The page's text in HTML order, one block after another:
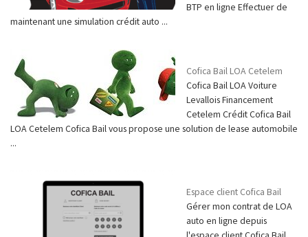
BTP en ligne Effectuer de
maintenant une simulation crédit auto ...
Cofica Bail LOA Cetelem
Cofica Bail LOA Voiture
Levallois Financement
Cetelem Crédit Cofica Bail
LOA Cetelem Cofica Bail vous propose une solution de lease automobile
...
Espace client Cofica Bail
Gérer mon contrat de LOA
auto en ligne depuis